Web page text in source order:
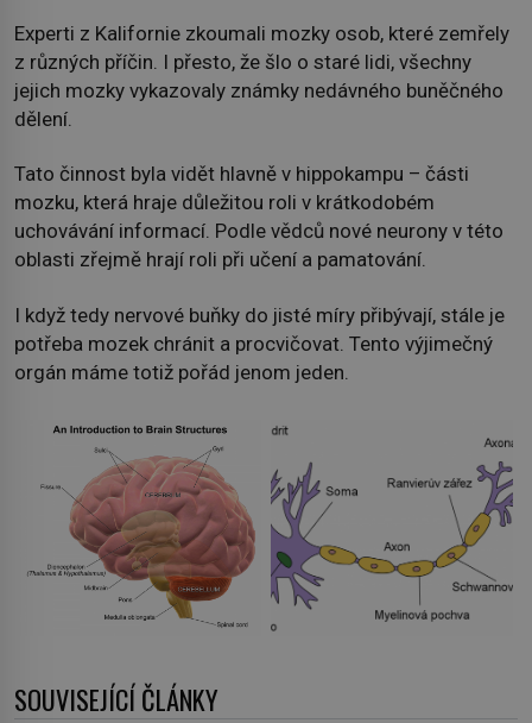
Experti z Kalifornie zkoumali mozky osob, které zemřely
z různých příčin. I přesto, že šlo o staré lidi, všechny
jejich mozky vykazovaly známky nedávného buněčného
dělení.
Tato činnost byla vidět hlavně v hippokampu – části
mozku, která hraje důležitou roli v krátkodobém
uchovávání informací. Podle vědců nové neurony v této
oblasti zřejmě hrají roli při učení a pamatování.
I když tedy nervové buňky do jisté míry přibývají, stále je
potřeba mozek chránit a procvičovat. Tento výjimečný
orgán máme totiž pořád jenom jeden.
SOUVISEJÍCÍ ČLÁNKY